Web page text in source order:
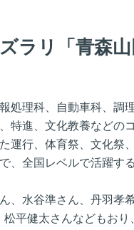
ラリ「青森
処理科、自動車科、調
特進、文化教養などの
運行、体育祭、文化祭
、全国レベルで活躍す
、水谷準さん、丹羽孝
平健太さんなどもおり